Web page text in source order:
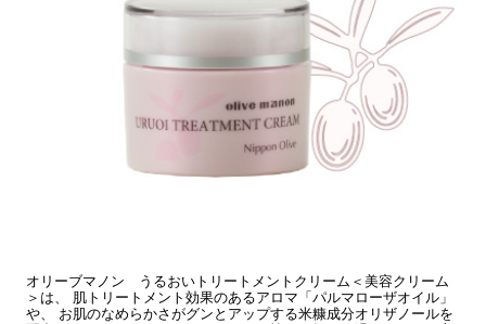
オリーブマノン うるおいトリートメントクリーム＜美容クリーム
＞は、 肌トリートメント効果のあるアロマ「パルマローザオイル」
や、 お肌のなめらかさがグンとアップする米糠成分オリザノールを